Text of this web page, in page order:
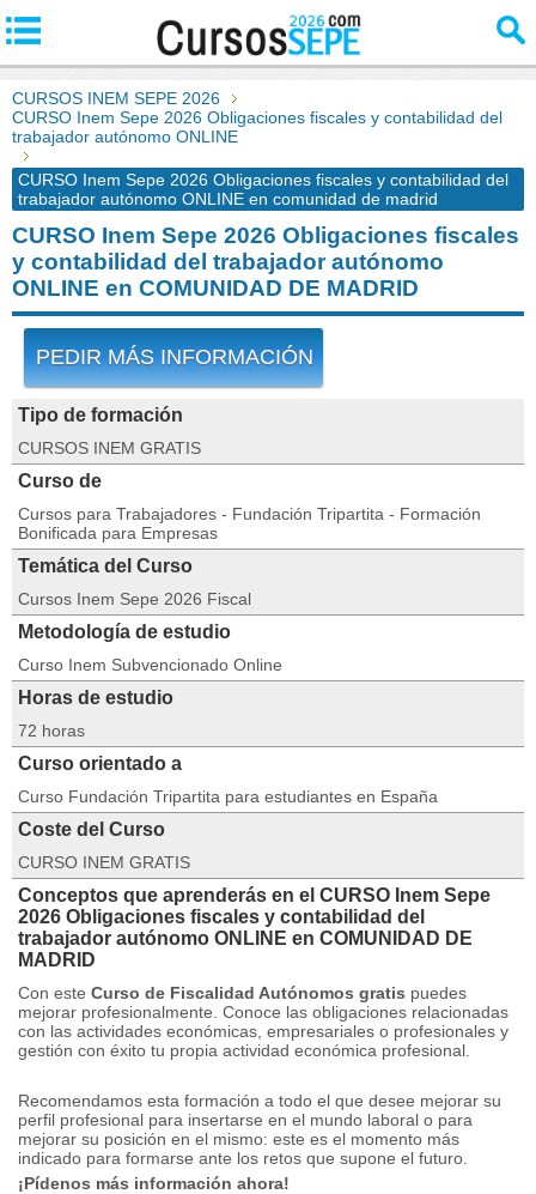
CURSOS INEM SEPE 2026
CURSO Inem Sepe 2026 Obligaciones fiscales y contabilidad del
trabajador autónomo ONLINE
CURSO Inem Sepe 2026 Obligaciones fiscales y contabilidad del
trabajador autónomo ONLINE en comunidad de madrid
CURSO Inem Sepe 2026 Obligaciones fiscales
y contabilidad del trabajador autónomo
ONLINE en COMUNIDAD DE MADRID
PEDIR MÁS INFORMACIÓN
Tipo de formación
CURSOS INEM GRATIS
Curso de
Cursos para Trabajadores - Fundación Tripartita - Formación
Bonificada para Empresas
Temática del Curso
Cursos Inem Sepe 2026 Fiscal
Metodología de estudio
Curso Inem Subvencionado Online
Horas de estudio
72 horas
Curso orientado a
Curso Fundación Tripartita para estudiantes en España
Coste del Curso
CURSO INEM GRATIS
Conceptos que aprenderás en el CURSO Inem Sepe
2026 Obligaciones fiscales y contabilidad del
trabajador autónomo ONLINE en COMUNIDAD DE
MADRID
Con este Curso de Fiscalidad Autónomos gratis puedes
mejorar profesionalmente. Conoce las obligaciones relacionadas
con las actividades económicas, empresariales o profesionales y
gestión con éxito tu propia actividad económica profesional.
Recomendamos esta formación a todo el que desee mejorar su
perfil profesional para insertarse en el mundo laboral o para
mejorar su posición en el mismo: este es el momento más
indicado para formarse ante los retos que supone el futuro.
¡Pídenos más información ahora!